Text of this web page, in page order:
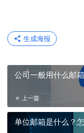
生成海报
公司一般用什么邮
上一篇
单位邮箱是什么？